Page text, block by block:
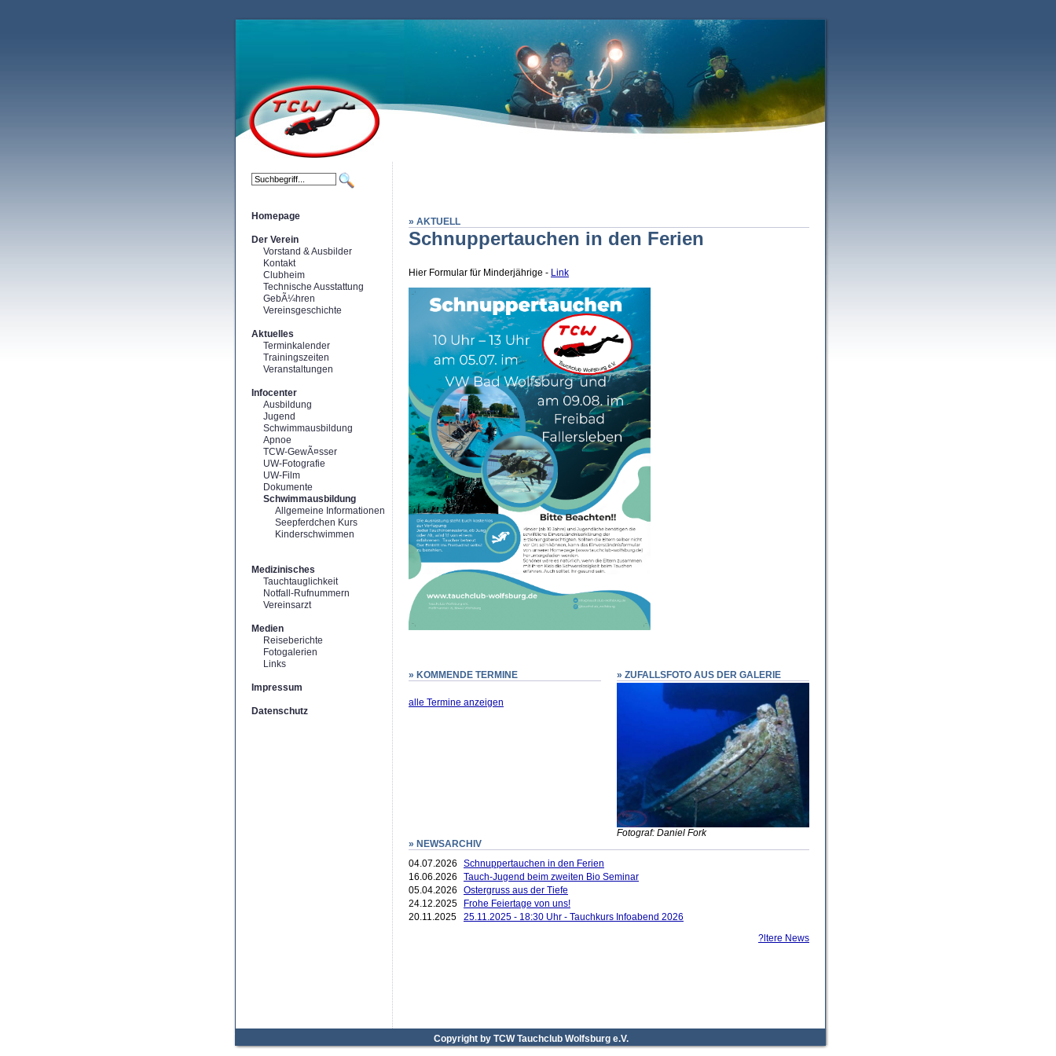
Homepage
Der Verein
Vorstand & Ausbilder
Kontakt
Clubheim
Technische Ausstattung
GebÃ¼hren
Vereinsgeschichte
Aktuelles
Terminkalender
Trainingszeiten
Veranstaltungen
Infocenter
Ausbildung
Jugend
Schwimmausbildung
Apnoe
TCW-GewÃ¤sser
UW-Fotografie
UW-Film
Dokumente
Schwimmausbildung
Allgemeine Informationen
Seepferdchen Kurs
Kinderschwimmen
Medizinisches
Tauchtauglichkeit
Notfall-Rufnummern
Vereinsarzt
Medien
Reiseberichte
Fotogalerien
Links
Impressum
Datenschutz
» AKTUELL
Schnuppertauchen in den Ferien
Hier Formular für Minderjährige - Link
» KOMMENDE TERMINE
alle Termine anzeigen
» ZUFALLSFOTO AUS DER GALERIE
Fotograf: Daniel Fork
» NEWSARCHIV
04.07.2026
Schnuppertauchen in den Ferien
16.06.2026
Tauch-Jugend beim zweiten Bio Seminar
05.04.2026
Ostergruss aus der Tiefe
24.12.2025
Frohe Feiertage von uns!
20.11.2025
25.11.2025 - 18:30 Uhr - Tauchkurs Infoabend 2026
?ltere News
Copyright by TCW Tauchclub Wolfsburg e.V.